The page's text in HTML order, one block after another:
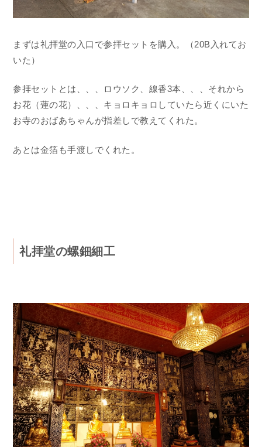
まずは礼拝堂の入口で参拝セットを購入。（20B入れてお
いた）
参拝セットとは、、、ロウソク、線香3本、、、それから
お花（蓮の花）、、、キョロキョロしていたら近くにいた
お寺のおばあちゃんが指差しで教えてくれた。
あとは金箔も手渡しでくれた。
礼拝堂の螺鈿細工